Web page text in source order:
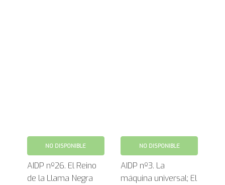
NO DISPONIBLE
AIDP nº26. El Reino
de la Llama Negra
NO DISPONIBLE
AIDP nº3. La
máquina universal; El